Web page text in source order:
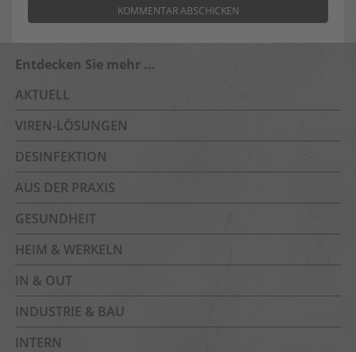
Entdecken Sie mehr …
AKTUELL
VIREN-LÖSUNGEN
DESINFEKTION
AUS DER PRAXIS
GESUNDHEIT
HEIM & WERKELN
IN & OUT
INDUSTRIE & BAU
INTERN